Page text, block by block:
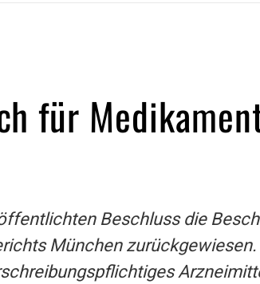
für
Beschluss die
München